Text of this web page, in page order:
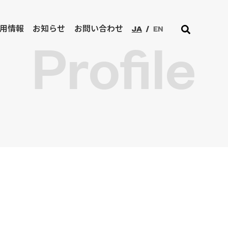
情報 お知らせ お問い合わせ JA / EN
Profile